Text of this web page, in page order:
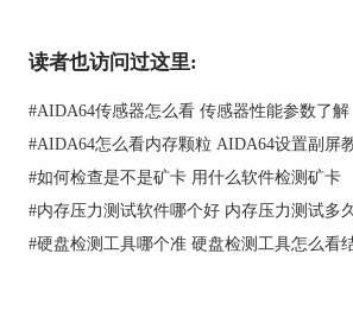
就开启了传感器面板功能。
读者也访问过这里:
#AIDA64传感器怎么看 传感器性能参数了解
#AIDA64怎么看内存颗粒 AIDA64设置副屏
#如何检查是不是矿卡 用什么软件检测矿卡
#内存压力测试软件哪个好 内存压力测试多
#硬盘检测工具哪个准 硬盘检测工具怎么看